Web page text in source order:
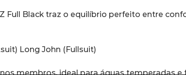
Long John (Fullsuit)
membros, ideal para águas temperadas e